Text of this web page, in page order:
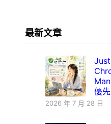
最新文章
優
2026 年 7 月 28 日